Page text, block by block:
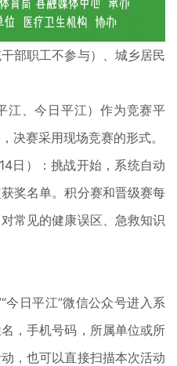
职工不参与）、城乡居民
、今日平江）作为竞赛平
决赛采用现场竞赛的形式。
）：挑战开始，系统自动
奖名单。积分赛和晋级赛每
常见的健康误区、急救知识
日平江”微信公众号进入系
，手机号码，所属单位或所
，也可以直接扫描本次活动